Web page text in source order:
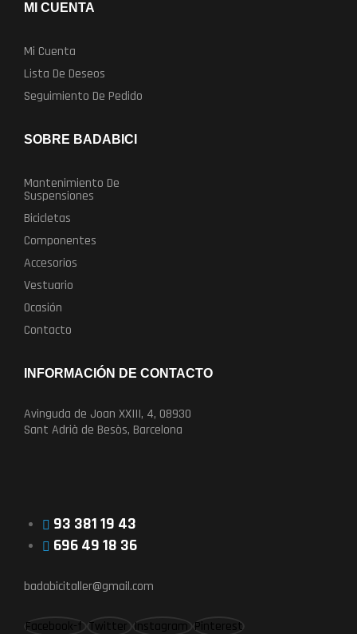
MI CUENTA
Mi Cuenta
Lista De Deseos
Seguimiento De Pedido
SOBRE BADABICI
Mantenimiento De
Suspensiones
Bicicletas
Componentes
Accesorios
Vestuario
Ocasión
Contacto
INFORMACIÓN DE CONTACTO
Avinguda de Joan XXIII, 4, 08930
Sant Adrià de Besòs, Barcelona
93 381 19 43
696 49 18 36
badabicitaller@gmail.com
Facebook-f Twitter Instagram Pinterest